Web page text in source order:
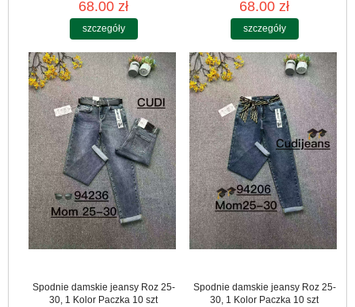
68.00 zł
szczegóły
68.00 zł
szczegóły
Spodnie damskie jeansy Roz 25-
30, 1 Kolor Paczka 10 szt
Spodnie damskie jeansy Roz 25-
30, 1 Kolor Paczka 10 szt